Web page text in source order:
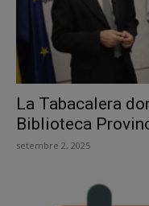
La Tabacalera
Biblioteca
setembre 2, 2025